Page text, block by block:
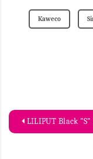
Kaweco
LILIPUT Black